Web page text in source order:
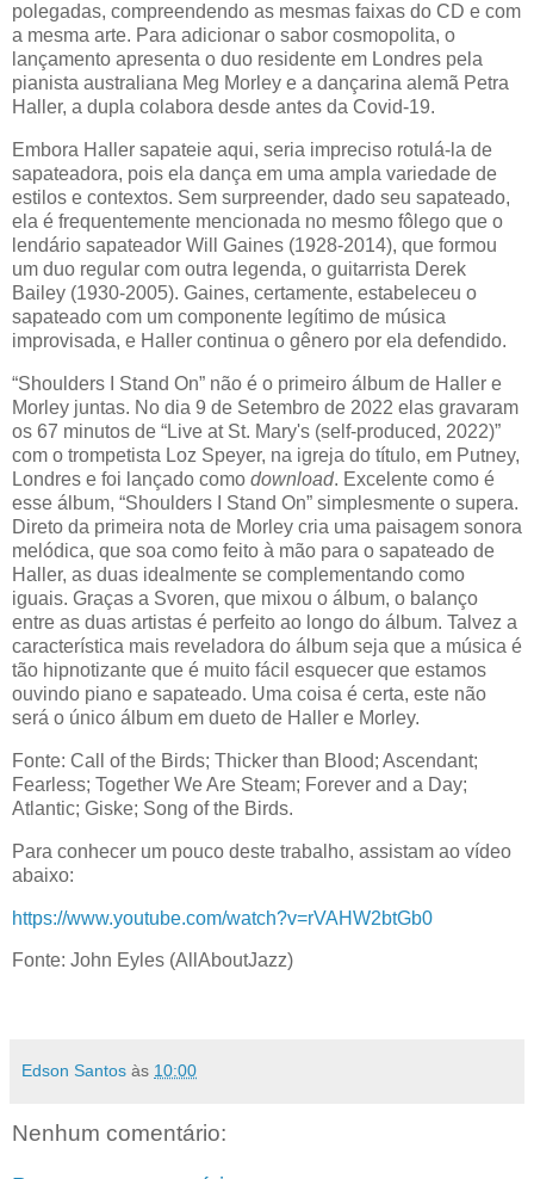
polegadas, compreendendo as mesmas faixas do CD e com
a mesma arte. Para adicionar o sabor cosmopolita, o
lançamento apresenta o duo residente em Londres pela
pianista australiana Meg Morley e a dançarina alemã Petra
Haller, a dupla colabora desde antes da Covid-19.
Embora Haller sapateie aqui, seria impreciso rotulá-la de
sapateadora, pois ela dança em uma ampla variedade de
estilos e contextos. Sem surpreender, dado seu sapateado,
ela é frequentemente mencionada no mesmo fôlego que o
lendário sapateador Will Gaines (1928-2014), que formou
um duo regular com outra legenda, o guitarrista Derek
Bailey (1930-2005). Gaines, certamente, estabeleceu o
sapateado com um componente legítimo de música
improvisada, e Haller continua o gênero por ela defendido.
“Shoulders I Stand On” não é o primeiro álbum de Haller e
Morley juntas. No dia 9 de Setembro de 2022 elas gravaram
os 67 minutos de “Live at St. Mary's (self-produced, 2022)”
com o trompetista Loz Speyer, na igreja do título, em Putney,
Londres e foi lançado como download. Excelente como é
esse álbum, “Shoulders I Stand On” simplesmente o supera.
Direto da primeira nota de Morley cria uma paisagem sonora
melódica, que soa como feito à mão para o sapateado de
Haller, as duas idealmente se complementando como
iguais. Graças a Svoren, que mixou o álbum, o balanço
entre as duas artistas é perfeito ao longo do álbum. Talvez a
característica mais reveladora do álbum seja que a música é
tão hipnotizante que é muito fácil esquecer que estamos
ouvindo piano e sapateado. Uma coisa é certa, este não
será o único álbum em dueto de Haller e Morley.
Fonte: Call of the Birds; Thicker than Blood; Ascendant;
Fearless; Together We Are Steam; Forever and a Day;
Atlantic; Giske; Song of the Birds.
Para conhecer um pouco deste trabalho, assistam ao vídeo
abaixo:
https://www.youtube.com/watch?v=rVAHW2btGb0
Fonte: John Eyles (AllAboutJazz)
Edson Santos às 10:00
Nenhum comentário: